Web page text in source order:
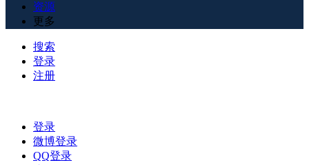
资源
更多
搜索
登录
注册
登录
微博登录
QQ登录